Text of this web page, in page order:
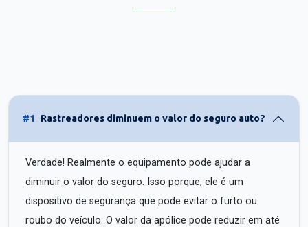
#1 Rastreadores diminuem o valor do seguro auto?
Verdade! Realmente o equipamento pode ajudar a
diminuir o valor do seguro. Isso porque, ele é um
dispositivo de segurança que pode evitar o furto ou
roubo do veículo. O valor da apólice pode reduzir em até